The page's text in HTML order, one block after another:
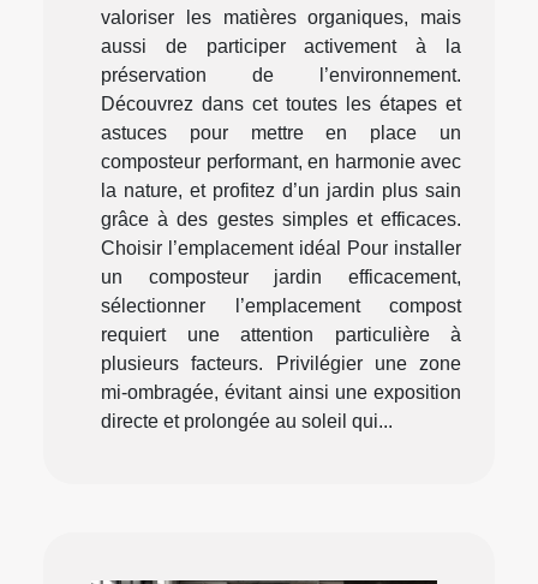
valoriser les matières organiques, mais
aussi de participer activement à la
préservation de l’environnement.
Découvrez dans cet toutes les étapes et
astuces pour mettre en place un
composteur performant, en harmonie avec
la nature, et profitez d’un jardin plus sain
grâce à des gestes simples et efficaces.
Choisir l’emplacement idéal Pour installer
un composteur jardin efficacement,
sélectionner l’emplacement compost
requiert une attention particulière à
plusieurs facteurs. Privilégier une zone
mi-ombragée, évitant ainsi une exposition
directe et prolongée au soleil qui...